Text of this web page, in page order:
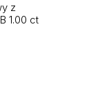
z
1.00 ct